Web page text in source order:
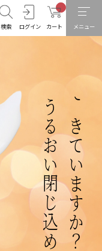
検索 ログイン カート メニュー
できていますか？
うるおい閉じ込め